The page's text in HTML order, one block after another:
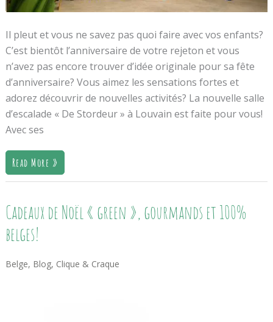
Il pleut et vous ne savez pas quoi faire avec vos enfants?
C’est bientôt l’anniversaire de votre rejeton et vous
n’avez pas encore trouver d’idée originale pour sa fête
d’anniversaire? Vous aimez les sensations fortes et
adorez découvrir de nouvelles activités? La nouvelle salle
d’escalade « De Stordeur » à Louvain est faite pour vous!
Avec ses
Read More »
Cadeaux de Noël « green », gourmands et 100%
belges!
Belge, Blog, Clique & Craque
Cadeaux
De
Noël
«
»,
Gourmands